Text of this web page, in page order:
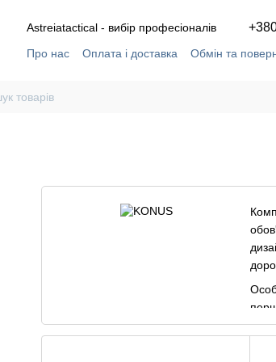
Astreiatactical - вибір професіоналів
Про нас Оплата і доставка Обмін та